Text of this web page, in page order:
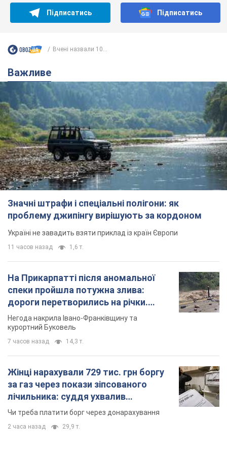
Підписатись Підписатись
Вчені назвали 10...
Важливе
Значні штрафи і спеціальні полігони: як
проблему джипінгу вирішують за кордоном
Україні не завадить взяти приклад із країн Європи
11 часов назад 1,6 т.
На Прикарпатті після аномальної
спеки пройшла потужна злива:
дороги перетворились на річки.
Відео
Негода накрила Івано-Франківщину та
курортний Буковель
7 часов назад 14,3 т.
Жінці нарахували 729 тис. грн боргу
за газ через покази зіпсованого
лічильника: суддя ухвалив
неочікуване рішення
Чи треба платити борг через донарахування
2 часа назад 29,9 т.